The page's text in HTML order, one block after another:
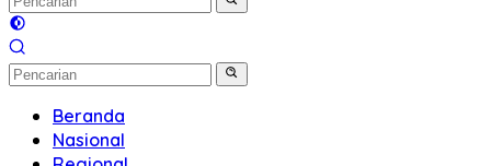
Beranda
Nasional